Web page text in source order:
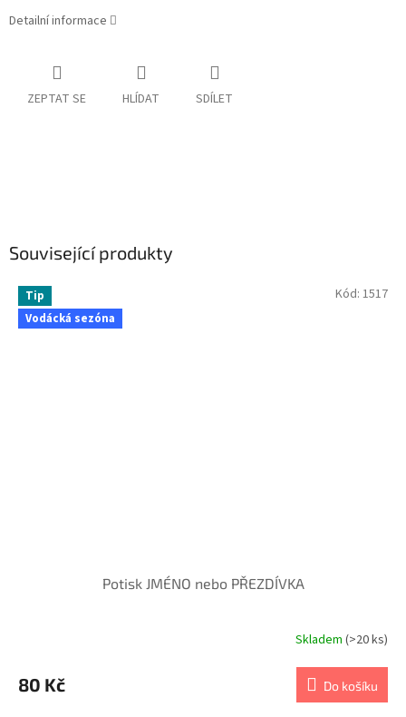
Detailní informace
ZEPTAT SE HLÍDAT SDÍLET
Související produkty
Tip
Vodácká sezóna
Potisk JMÉNO nebo PŘEZDÍVKA
Skladem (>20 ks)
80 Kč Do košíku
Kód: 1517